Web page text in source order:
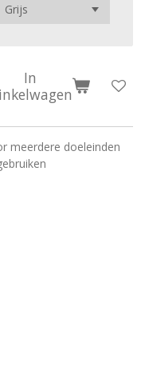
In
meerdere doeleinden